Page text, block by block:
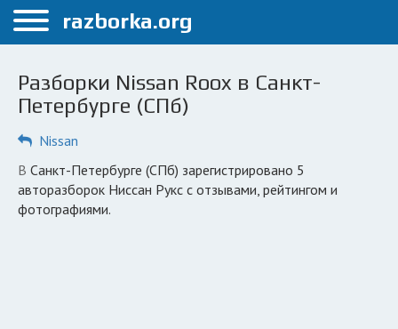
Меню
Санкт-Петербург
Автосервисы
Разборки Nissan Roox в Санкт-
Петербурге (СПб)
Nissan
в Санкт-Петербурге (СПб) зарегистрировано 5
авторазборок Ниссан Рукс с отзывами, рейтингом и
фотографиями.
razborka.org